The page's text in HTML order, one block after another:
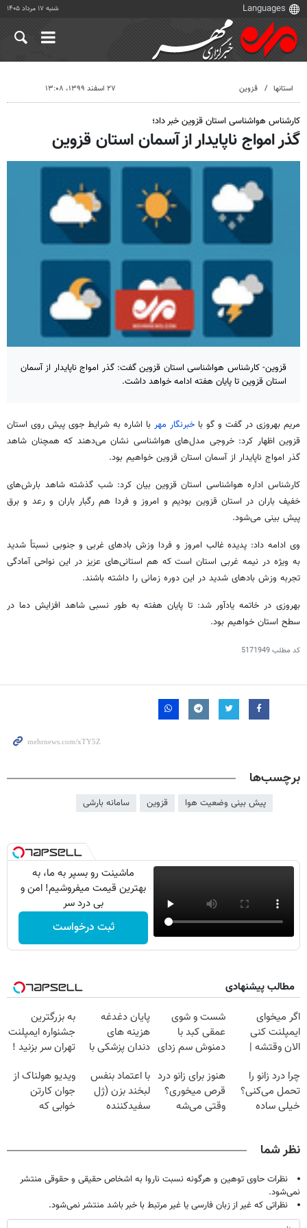
شنبه ۱۷ مرداد ۱۴۰۵
استانها قزوین ۲۷ اسفند ۱۳۹۹، ۱۳:۰۸
کارشناس هواشناسی استان قزوین خبر داد؛
گذر امواج ناپایدار از آسمان استان قزوین
قزوین- کارشناس هواشناسی استان قزوین گفت: گذر امواج ناپایدار از آسمان
استان قزوین تا پایان هفته ادامه خواهد داشت.
مریم بهروزی در گفت و گو با خبرنگار مهر با اشاره به شرایط جوی پیش روی استان
قزوین اظهار کرد: خروجی مدل‌های هواشناسی نشان می‌دهند که همچنان شاهد
گذر امواج ناپایدار از آسمان استان قزوین خواهیم بود.
کارشناس اداره هواشناسی استان قزوین بیان کرد: شب گذشته شاهد بارش‌های
خفیف باران در استان قزوین بودیم و امروز و فردا هم رگبار باران و رعد و برق
پیش بینی می‌شود.
وی ادامه داد: پدیده غالب امروز و فردا وزش بادهای غربی و جنوبی نسبتاً شدید
به ویژه در نیمه غربی استان است که هم استانی‌های عزیز در این نواحی آمادگی
تجربه وزش بادهای شدید در این دوره زمانی را داشته باشند.
بهروزی در خاتمه یادآور شد: تا پایان هفته به طور نسبی شاهد افزایش دما در
سطح استان خواهیم بود.
کد مطلب5171949
برچسب‌ها
پیش بینی وضعیت هوا قزوین سامانه بارشی
ماشینت رو بسپر به ما، به
بهترین قیمت میفروشیم! امن و
بی درد سر
ثبت درخواست
مطالب پیشنهادی
اگر میخوای
ایمپلنت کنی
الان وقتشه |
میلیون تومان!!!
شست و شوی
عمقی کبد با
دمنوش سم زدای
پایان دغدغه
هزینه های
دندان پزشکی با
خانگی
به بزرگترین
جشنواره ایمپلنت
تهران سر بزنید !
میلیون !
چرا درد زانو را
تحمل می‌کنی؟
خیلی ساده
هنوز برای زانو درد
قرص میخوری؟
وقتی می‌شه
با اعتماد بنفس
لبخند بزن (ژل
سفیدکننده
ویدیو هولناک از
جوان کارتن
خوابی که
نظر شما
نظرات حاوی توهین و هرگونه نسبت ناروا به اشخاص حقیقی و حقوقی منتشر
نمی‌شود.
نظراتی که غیر از زبان فارسی یا غیر مرتبط با خبر باشد منتشر نمی‌شود.